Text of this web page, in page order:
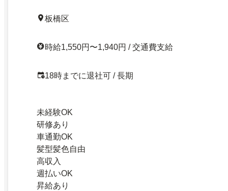
板橋区
時給1,550円〜1,940円 / 交通費支給
18時までに退社可 / 長期
未経験OK
研修あり
車通勤OK
髪型髪色自由
高収入
週払いOK
昇給あり